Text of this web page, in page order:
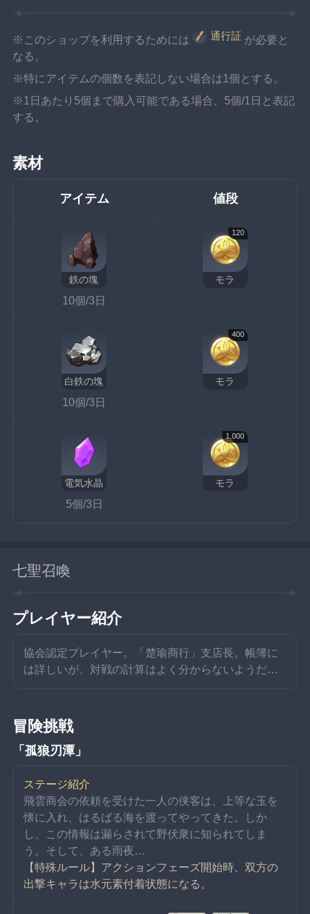
※このショップを利用するためには 通行証 が必要と
なる。
※特にアイテムの個数を表記しない場合は1個とする。
※1日あたり5個まで購入可能である場合、5個/1日と表記
する。
素材
アイテム 値段
鉄の塊
10個/3日
120
モラ
白鉄の塊
10個/3日
400
モラ
電気水晶
5個/3日
1,000
モラ
七聖召喚
プレイヤー紹介
協会認定プレイヤー。「楚瑜商行」支店長。帳簿に
は詳しいが、対戦の計算はよく分からないようだ…
冒険挑戦
「孤狼刃潭」
ステージ紹介
飛雲商会の依頼を受けた一人の侠客は、上等な玉を
懐に入れ、はるばる海を渡ってやってきた。しか
し、この情報は漏らされて野伏衆に知られてしま
う。そして、ある雨夜…
【特殊ルール】アクションフェーズ開始時、双方の
出撃キャラは水元素付着状態になる。